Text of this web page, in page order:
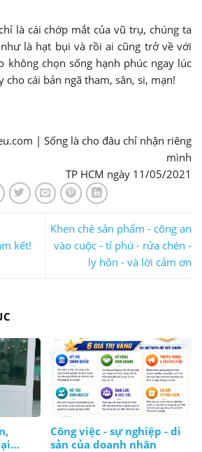
là cái chớp mắt của vũ trụ, chúng ta
là hạt bụi và rồi ai cũng trở về với
không chọn sống hạnh phúc ngay lúc
cho cái bản ngã tham, sân, si, mạn!
| Sống là cho đâu chỉ nhận riêng
mình
TP HCM ngày 11/05/2021
kết!
Khen chê sản phẩm - công an
vào cuộc - tỉ phú - rửa chén -
ly hôn - và lời cảm ơn
Công việc - sự nghiệp - di
sản của doanh nhân